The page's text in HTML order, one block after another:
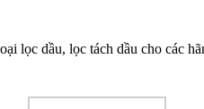
lọc dầu, lọc tách dầu cho các